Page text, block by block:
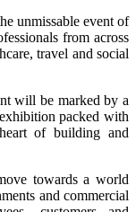
unmissable event of
from across
travel and social
will be marked by a
packed with
of building and
towards a world
and commercial